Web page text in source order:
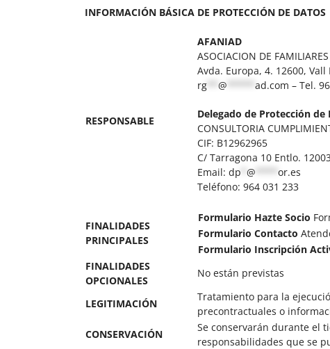
INFORMACIÓN BÁSICA DE PROTECCIÓN DE DATOS
RESPONSABLE
AFANIAD
ASOCIACION DE
Avda. Europa, 4. 12600, Vall
rg
@ ad.com – Tel.
Delegado de Protección de
CONSULTORIA
CIF: B12962965
C/ Tarragona 10 Entlo.
Email: dp @
or.es
Teléfono: 964 031 233
FINALIDADES
PRINCIPALES
Formulario Hazte Socio
Formulario Contacto
Formulario Inscripción
FINALIDADES
OPCIONALES
No están previstas
LEGITIMACIÓN
Tratamiento para la
precontractuales o
CONSERVACIÓN
Se conservarán durante el
responsabilidades que se